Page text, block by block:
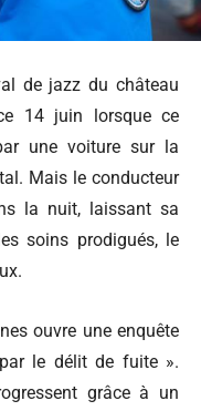
de jazz du château
14 juin lorsque ce
une voiture sur la
Mais le conducteur
la nuit, laissant sa
soins prodigués, le
ouvre une enquête
le délit de fuite ».
grâce à un